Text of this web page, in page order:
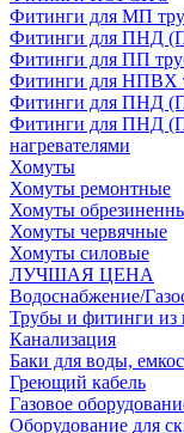
Фитинги для МП
Фитинги для ПНД
Фитинги для ПП
Фитинги для НПВХ
Фитинги для ПНД
Фитинги для ПНД
нагревателями
Хомуты
Хомуты ремонтные
Хомуты
Хомуты червячные
Хомуты силовые
ЛУЧШАЯ ЦЕНА
Водоснабжение/
Трубы и фитинги из
Канализация
Баки для воды,
Греющий кабель
Газовое
Оборудование для